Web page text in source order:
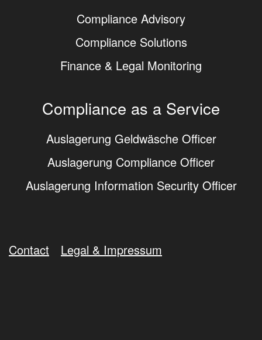
Compliance Advisory
Compliance Solutions
Finance & Legal Monitoring
Compliance as a Service
Auslagerung Geldwäsche Officer
Auslagerung Compliance Officer
Auslagerung Information Security Officer
Contact Legal & Impressum